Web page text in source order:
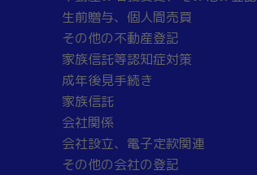
生前贈与、個人間売買
その他の不動産登記
家族信託等認知症対策
成年後見手続き
家族信託
会社関係
会社設立、電子定款関連
その他の会社の登記